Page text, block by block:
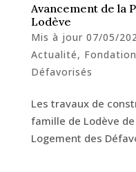
Avancement de la
Lodève
Mis à jour 07/05/
Actualité,
Défavorisés
Les travaux de
famille de Lodève
Logement des